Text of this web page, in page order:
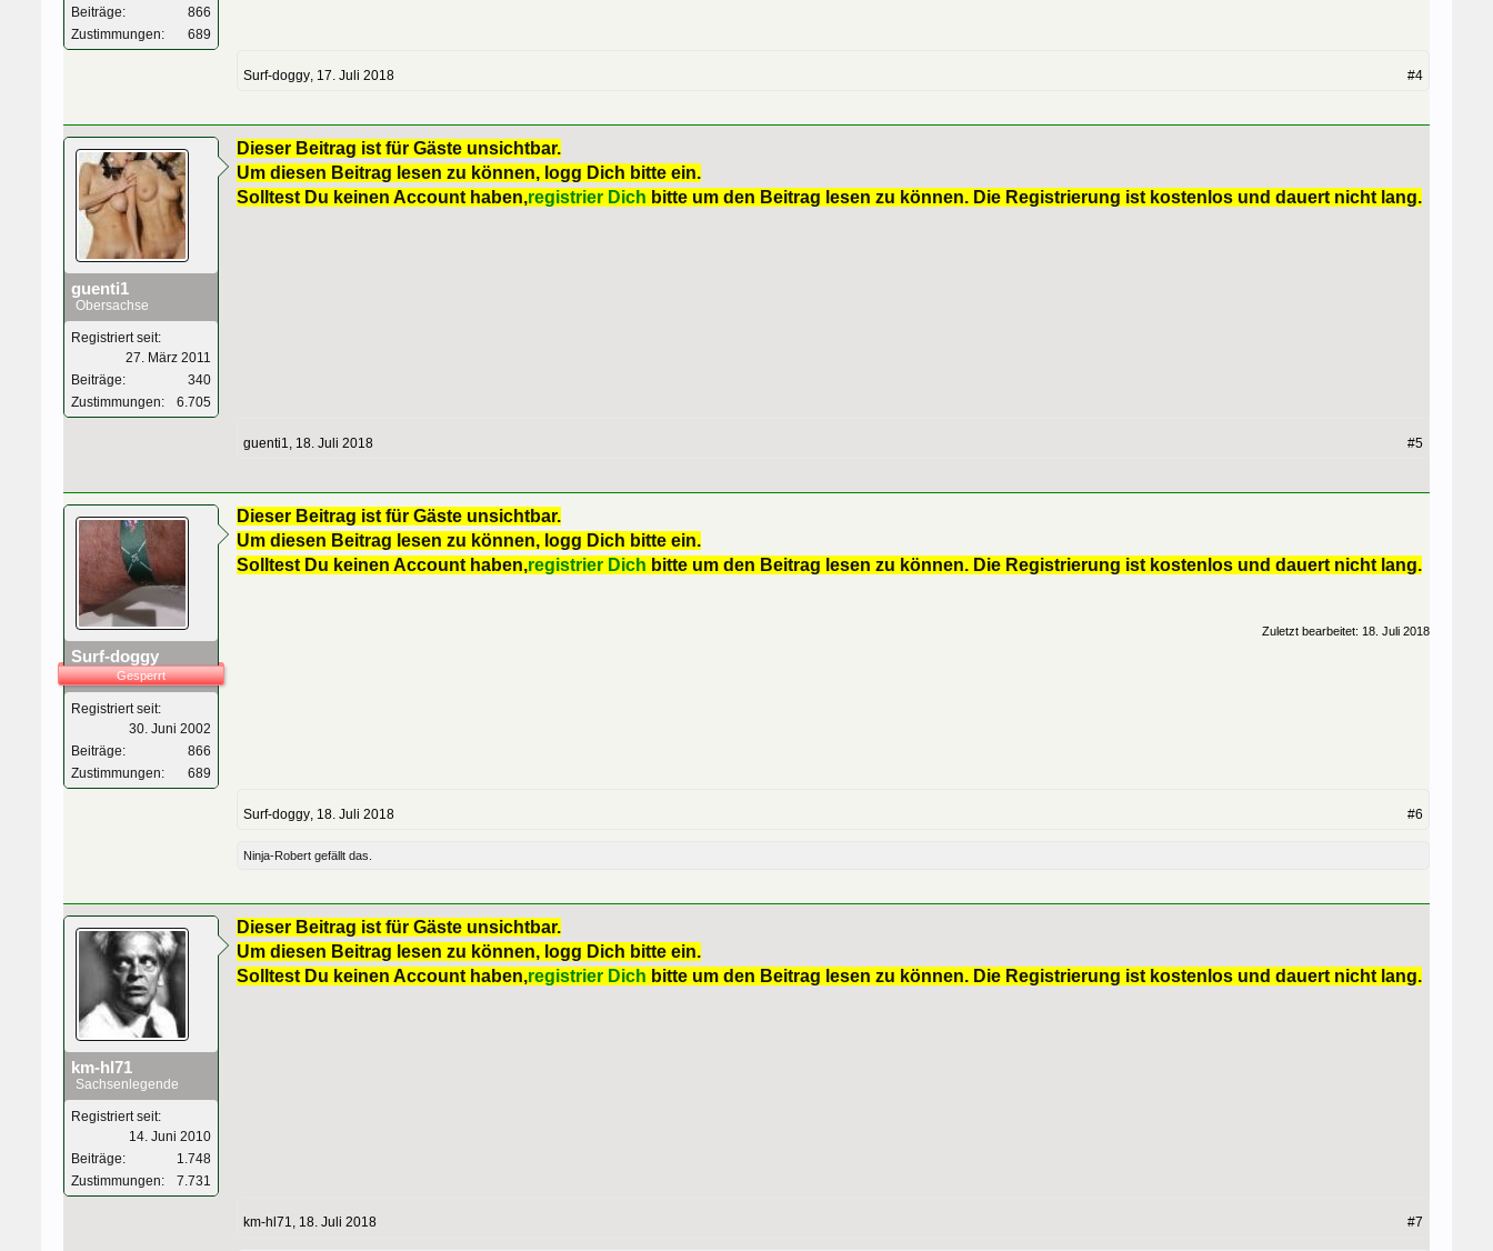
Beiträge:
866
Zustimmungen:
689
Surf-doggy, 17. Juli 2018 #4
guenti1
Obersachse
Registriert seit:
27. März 2011
Beiträge:
340
Zustimmungen:
6.705
Dieser Beitrag ist für Gäste unsichtbar.
Um diesen Beitrag lesen zu können, logg Dich bitte ein.
Solltest Du keinen Account haben,registrier Dich bitte um den Beitrag lesen zu können. Die Registrierung ist kostenlos und dauert nicht lang.
guenti1, 18. Juli 2018 #5
Surf-doggy
Gesperrt
Registriert seit:
30. Juni 2002
Beiträge:
866
Zustimmungen:
689
Dieser Beitrag ist für Gäste unsichtbar.
Um diesen Beitrag lesen zu können, logg Dich bitte ein.
Solltest Du keinen Account haben,registrier Dich bitte um den Beitrag lesen zu können. Die Registrierung ist kostenlos und dauert nicht lang.
Zuletzt bearbeitet: 18. Juli 2018
Surf-doggy, 18. Juli 2018 #6
Ninja-Robert gefällt das.
km-hl71
Sachsenlegende
Registriert seit:
14. Juni 2010
Beiträge:
1.748
Zustimmungen:
7.731
Dieser Beitrag ist für Gäste unsichtbar.
Um diesen Beitrag lesen zu können, logg Dich bitte ein.
Solltest Du keinen Account haben,registrier Dich bitte um den Beitrag lesen zu können. Die Registrierung ist kostenlos und dauert nicht lang.
km-hl71, 18. Juli 2018 #7